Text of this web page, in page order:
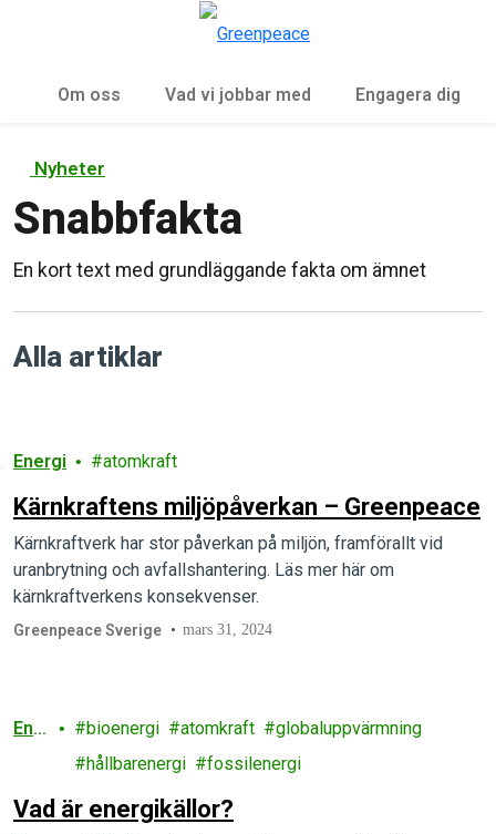
Om oss Vad vi jobbar med Engagera dig
Nyheter
Snabbfakta
En kort text med grundläggande fakta om ämnet
Alla artiklar
Energi atomkraft
Kärnkraftens miljöpåverkan – Greenpeace
Kärnkraftverk har stor påverkan på miljön, framförallt vid
uranbrytning och avfallshantering. Läs mer här om
kärnkraftverkens konsekvenser.
Greenpeace Sverige mars 31, 2024
Ene
bioenergi atomkraft
globaluppvärmning
hållbarenergi
fossilenergi
Vad är energikällor?